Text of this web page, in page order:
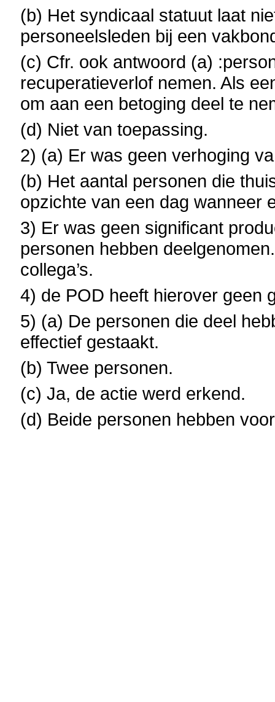
(b) Het syndicaal statuut laat
personeelsleden bij een
(c) Cfr. ook antwoord (a)
recuperatieverlof nemen. Als
om aan een betoging deel te
(d) Niet van toepassing.
2) (a) Er was geen verhoging
(b) Het aantal personen die
opzichte van een dag wanneer
3) Er was geen significant
personen hebben
collega’s.
4) de POD heeft hierover geen
5) (a) De personen die deel
effectief gestaakt.
(b) Twee personen.
(c) Ja, de actie werd erkend.
(d) Beide personen hebben